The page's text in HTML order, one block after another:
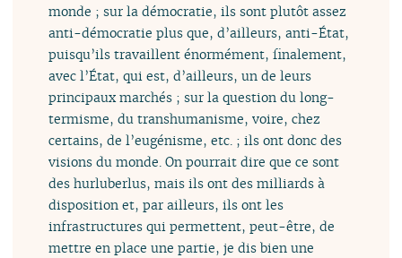
monde ; sur la démocratie, ils sont plutôt assez
anti-démocratie plus que, d’ailleurs, anti-État,
puisqu’ils travaillent énormément, finalement,
avec l’État, qui est, d’ailleurs, un de leurs
principaux marchés ; sur la question du long-
termisme, du transhumanisme, voire, chez
certains, de l’eugénisme, etc. ; ils ont donc des
visions du monde. On pourrait dire que ce sont
des hurluberlus, mais ils ont des milliards à
disposition et, par ailleurs, ils ont les
infrastructures qui permettent, peut-être, de
mettre en place une partie, je dis bien une